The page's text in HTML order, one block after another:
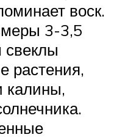
воск.
3-3,5
растения,
калины,